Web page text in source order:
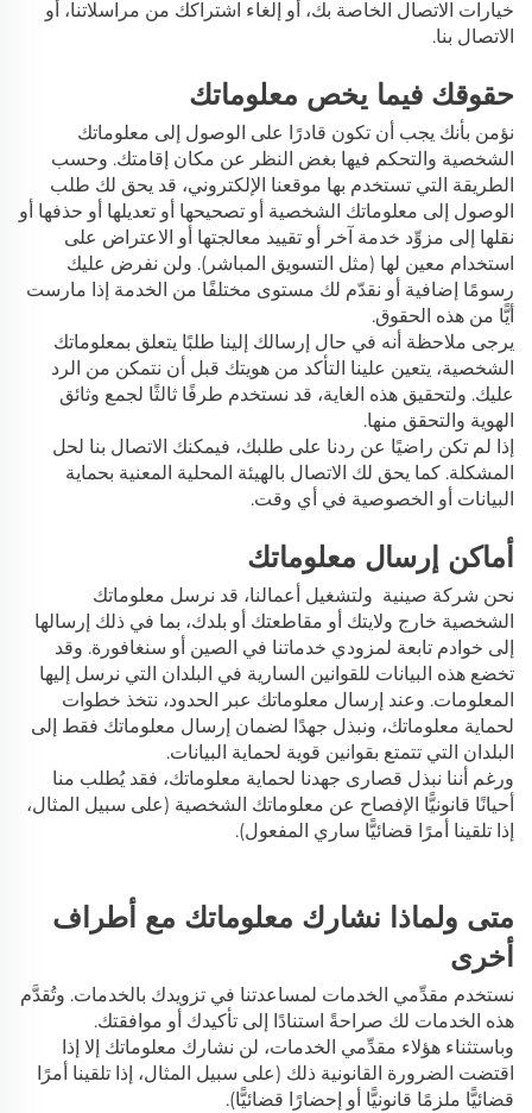
خيارات الاتصال الخاصة بك، أو إلغاء اشتراكك من مراسلاتنا، أو
الاتصال بنا.
حقوقك فيما يخص معلوماتك
نؤمن بأنك يجب أن تكون قادرًا على الوصول إلى معلوماتك
الشخصية والتحكم فيها بغض النظر عن مكان إقامتك. وحسب
الطريقة التي تستخدم بها موقعنا الإلكتروني، قد يحق لك طلب
الوصول إلى معلوماتك الشخصية أو تصحيحها أو تعديلها أو حذفها أو
نقلها إلى مزوِّد خدمة آخر أو تقييد معالجتها أو الاعتراض على
استخدام معين لها (مثل التسويق المباشر). ولن نفرض عليك
رسومًا إضافية أو نقدّم لك مستوى مختلفًا من الخدمة إذا مارست
أيًّا من هذه الحقوق.
يرجى ملاحظة أنه في حال إرسالك إلينا طلبًا يتعلق بمعلوماتك
الشخصية، يتعين علينا التأكد من هويتك قبل أن نتمكن من الرد
عليك. ولتحقيق هذه الغاية، قد نستخدم طرفًا ثالثًا لجمع وثائق
الهوية والتحقق منها.
إذا لم تكن راضيًا عن ردنا على طلبك، فيمكنك الاتصال بنا لحل
المشكلة. كما يحق لك الاتصال بالهيئة المحلية المعنية بحماية
البيانات أو الخصوصية في أي وقت.
أماكن إرسال معلوماتك
نحن شركة صينية ولتشغيل أعمالنا، قد نرسل معلوماتك
الشخصية خارج ولايتك أو مقاطعتك أو بلدك، بما في ذلك إرسالها
إلى خوادم تابعة لمزودي خدماتنا في الصين أو سنغافورة. وقد
تخضع هذه البيانات للقوانين السارية في البلدان التي نرسل إليها
المعلومات. وعند إرسال معلوماتك عبر الحدود، نتخذ خطوات
لحماية معلوماتك، ونبذل جهدًا لضمان إرسال معلوماتك فقط إلى
البلدان التي تتمتع بقوانين قوية لحماية البيانات.
ورغم أننا نبذل قصارى جهدنا لحماية معلوماتك، فقد يُطلب منا
أحيانًا قانونيًّا الإفصاح عن معلوماتك الشخصية (على سبيل المثال،
إذا تلقينا أمرًا قضائيًّا ساري المفعول).
متى ولماذا نشارك معلوماتك مع أطراف
أخرى
نستخدم مقدِّمي الخدمات لمساعدتنا في تزويدك بالخدمات. وتُقدَّم
هذه الخدمات لك صراحةً استنادًا إلى تأكيدك أو موافقتك.
وباستثناء هؤلاء مقدِّمي الخدمات، لن نشارك معلوماتك إلا إذا
اقتضت الضرورة القانونية ذلك (على سبيل المثال، إذا تلقينا أمرًا
قضائيًّا ملزمًا قانونيًّا أو إحضارًا قضائيًّا).